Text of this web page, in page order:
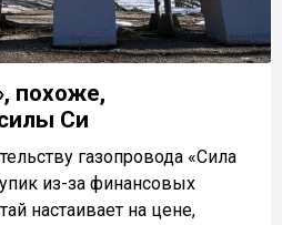
похоже,
Си
газопровода «Сила
из-за финансовых
настаивает на цене,